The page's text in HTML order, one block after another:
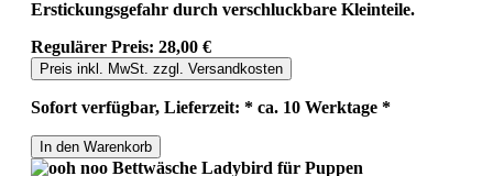
Erstickungsgefahr durch verschluckbare Kleinteile.
Regulärer Preis: 28,00 €
Preis inkl. MwSt. zzgl. Versandkosten
Sofort verfügbar, Lieferzeit: * ca. 10 Werktage *
In den Warenkorb